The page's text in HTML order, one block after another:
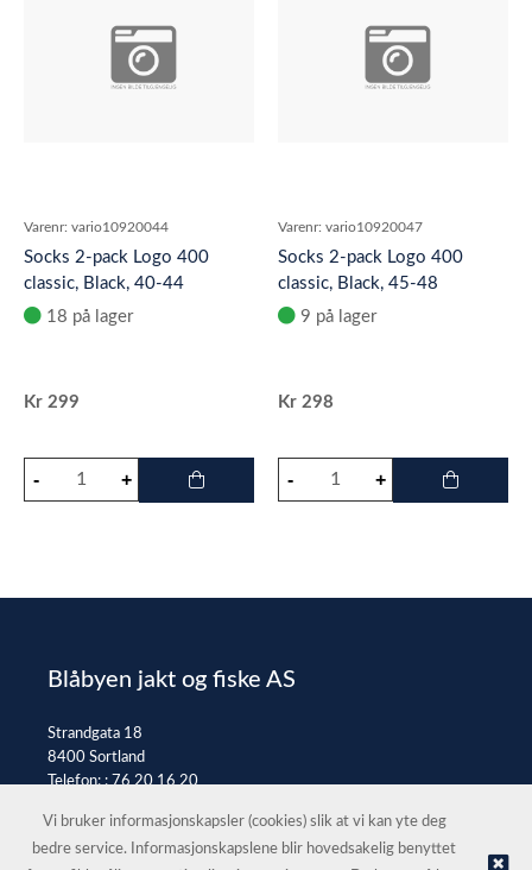
Varenr: vario10920044
Socks 2-pack Logo 400
classic, Black, 40-44
18 på lager
Kr 299
Varenr: vario10920047
Socks 2-pack Logo 400
classic, Black, 45-48
9 på lager
Kr 298
Blåbyen jakt og fiske AS
Strandgata 18
8400 Sortland
Telefon: :76 20 16 20
Vi bruker informasjonskapsler (cookies) slik at vi kan yte deg
bedre service. Informasjonskapslene blir hovedsakelig benyttet